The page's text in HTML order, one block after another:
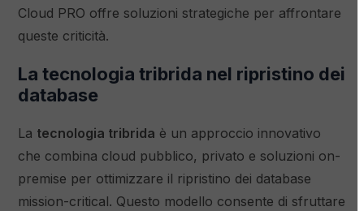
Cloud PRO offre soluzioni strategiche per affrontare
queste criticità.
La tecnologia tribrida nel ripristino dei
database
La tecnologia tribrida è un approccio innovativo
che combina cloud pubblico, privato e soluzioni on-
premise per ottimizzare il ripristino dei database
mission-critical. Questo modello consente di sfruttare